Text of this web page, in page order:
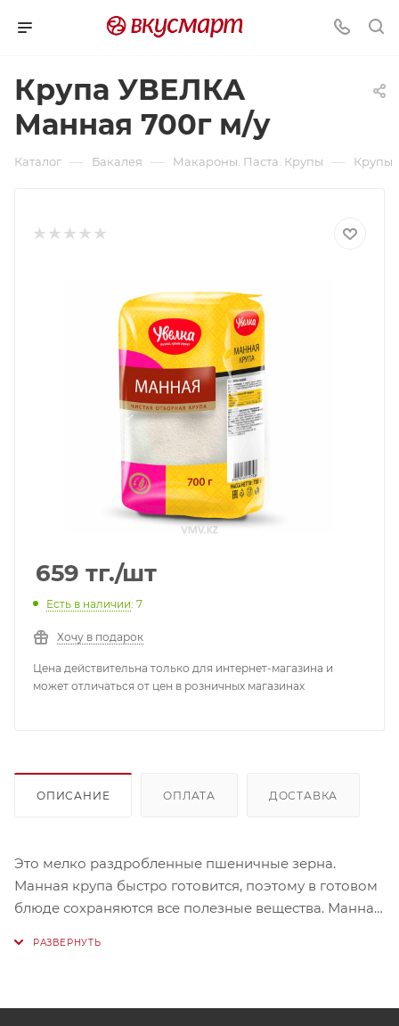
Крупа УВЕЛКА
Манная 700г м/у
Каталог — Бакалея — Макароны. Паста. Крупы — Крупы
659 тг./шт
Есть в наличии: 7
Хочу в подарок
Цена действительна только для интернет-магазина и
может отличаться от цен в розничных магазинах
ОПИСАНИЕ ОПЛАТА ДОСТАВКА
Это мелко раздробленные пшеничные зерна.
Манная крупа быстро готовится, поэтому в готовом
блюде сохраняются все полезные вещества. Манная